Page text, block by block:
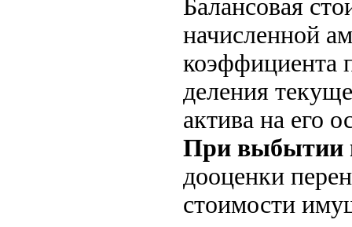
Балансовая
начисленной
коэффициента
деления
актива на его
При выбытии
дооценки
стоимости